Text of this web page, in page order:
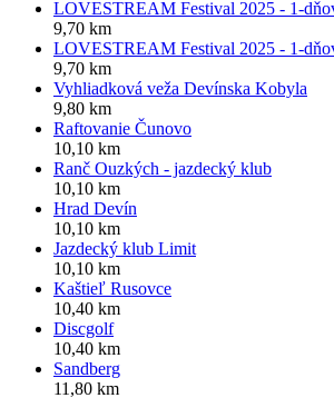
LOVESTREAM Festival 2025 - 1-
9,70 km
LOVESTREAM Festival 2025 - 1-
9,70 km
Vyhliadková veža Devínska Kobyla
9,80 km
Raftovanie Čunovo
10,10 km
Ranč Ouzkých - jazdecký klub
10,10 km
Hrad Devín
10,10 km
Jazdecký klub Limit
10,10 km
Kaštieľ Rusovce
10,40 km
Discgolf
10,40 km
Sandberg
11,80 km